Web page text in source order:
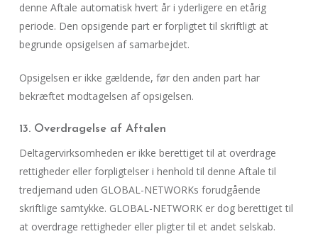
denne Aftale automatisk hvert år i yderligere en etårig
periode. Den opsigende part er forpligtet til skriftligt at
begrunde opsigelsen af samarbejdet.
Opsigelsen er ikke gældende, før den anden part har
bekræftet modtagelsen af opsigelsen.
13. Overdragelse af Aftalen
Deltagervirksomheden er ikke berettiget til at overdrage
rettigheder eller forpligtelser i henhold til denne Aftale til
tredjemand uden GLOBAL-NETWORKs forudgående
skriftlige samtykke. GLOBAL-NETWORK er dog berettiget til
at overdrage rettigheder eller pligter til et andet selskab.